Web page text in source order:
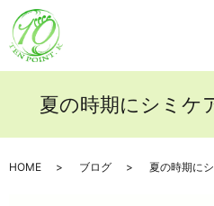
夏の時期にシミケ
HOME ブログ 夏の時期に